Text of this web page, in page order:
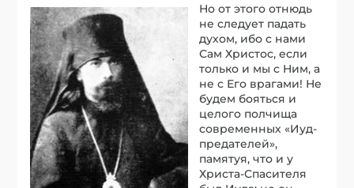
Но от этого отнюдь
не следует падать
духом, ибо с нами
Сам Христос, если
только и мы с Ним, а
не с Его врагами! Не
будем бояться и
целого полчища
современных «Иуд-
предателей»,
памятуя, что и у
Христа-Спасителя